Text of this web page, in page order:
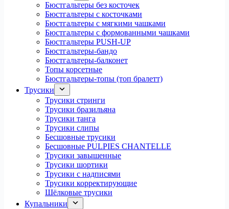
Бюстгальтеры без косточек
Бюстгальтеры с косточками
Бюстгальтеры с мягкими чашками
Бюстгальтеры с формованными чашками
Бюстгальтеры PUSH-UP
Бюстгальтеры-бандо
Бюстгальтеры-балконет
Топы корсетные
Бюстгальтеры-топы (топ бралетт)
Трусики
Трусики стринги
Трусики бразильяна
Трусики танга
Трусики слипы
Бесшовные трусики
Бесшовные PULPIES CHANTELLE
Трусики завышенные
Трусики шортики
Трусики с надписями
Трусики корректирующие
Шёлковые трусики
Купальники